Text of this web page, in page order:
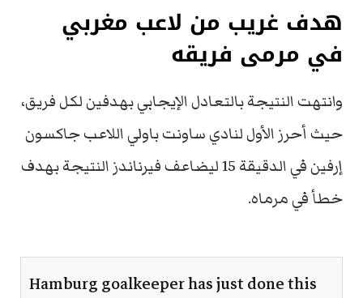
هدف غريب من لاعب مغربي
في مرمى فريقه
وانتهت النتيجة بالتعادل الإيجابي بهدفين لكل فريق،
حيث أحرز الأول لنادي ساونت باولي اللاعب جاكسون
إرفين في الدقيقة 15 ليضاعف فيرناندز النتيجة بهدف
خطأ في مرماه.
Hamburg goalkeeper has just done this